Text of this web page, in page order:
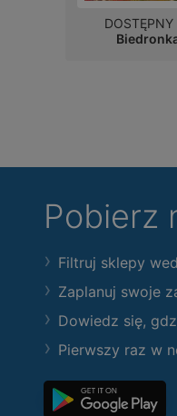
DOSTĘPNY
Pobierz
Filtruj sklepy
Zaplanuj swoje
Dowiedz się,
Pierwszy raz w